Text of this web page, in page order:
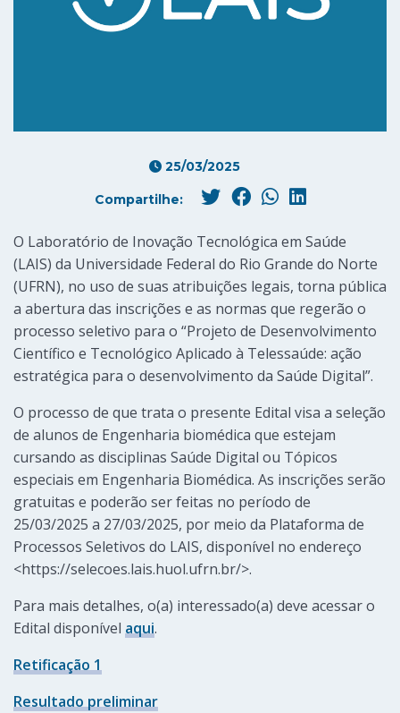
25/03/2025
Compartilhe:
O Laboratório de Inovação Tecnológica em Saúde
(LAIS) da Universidade Federal do Rio Grande do Norte
(UFRN), no uso de suas atribuições legais, torna pública
a abertura das inscrições e as normas que regerão o
processo seletivo para o “Projeto de Desenvolvimento
Científico e Tecnológico Aplicado à Telessaúde: ação
estratégica para o desenvolvimento da Saúde Digital”.
O processo de que trata o presente Edital visa a seleção
de alunos de Engenharia biomédica que estejam
cursando as disciplinas Saúde Digital ou Tópicos
especiais em Engenharia Biomédica. As inscrições serão
gratuitas e poderão ser feitas no período de
25/03/2025 a 27/03/2025, por meio da Plataforma de
Processos Seletivos do LAIS, disponível no endereço
<https://selecoes.lais.huol.ufrn.br/>.
Para mais detalhes, o(a) interessado(a) deve acessar o
Edital disponível aqui.
Retificação 1
Resultado preliminar